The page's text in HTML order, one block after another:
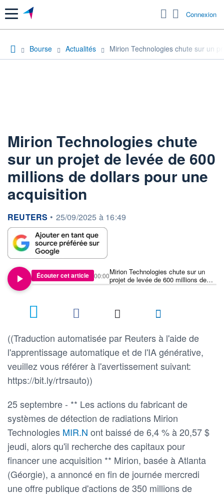
Menu Connexion
Bourse Actualités Mirion Technologies chute sur un
Mirion Technologies chute
sur un projet de levée de 600
millions de dollars pour une
acquisition
information fournie par
REUTERS • 25/09/2025 à 16:49
Écouter cet article
Mirion Technologies chute sur un
projet de levée de 600 millions de
dollars pour une acquisition
00:00
((Traduction automatisée par Reuters à l'aide de
l'apprentissage automatique et de l'IA générative,
veuillez vous référer à l'avertissement suivant:
https://bit.ly/rtrsauto))
25 septembre - ** Les actions du fabricant de
systèmes de détection de radiations Mirion
Technologies MIR.N ont baissé de 6,4 % à 20,57 $
jeudi, alors qu'il recherche des capitaux pour
financer une acquisition ** Mirion, basée à Atlanta
(Géorgie), a annoncé en fin de journée mercredi
une offre publique d'actions de 350 millions de